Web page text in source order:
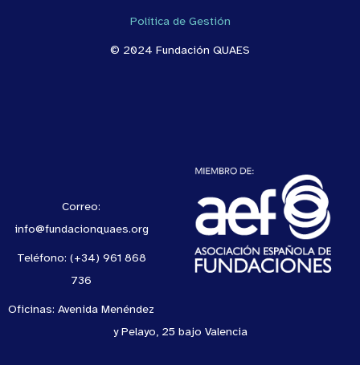
Política de Gestión
© 2024 Fundación QUAES
Correo:
info@fundacionquaes.org
Teléfono: (+34) 961 868
736
Oficinas: Avenida Menéndez
y Pelayo, 25 bajo Valencia